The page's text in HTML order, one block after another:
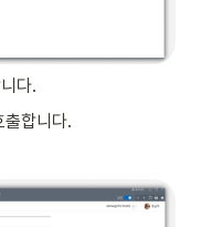
다.
합니다.